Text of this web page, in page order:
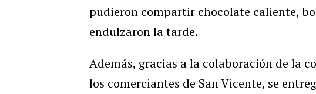
pudieron compartir chocolate caliente,
endulzaron la tarde.
Además, gracias a la colaboración de la
los comerciantes de San Vicente, se